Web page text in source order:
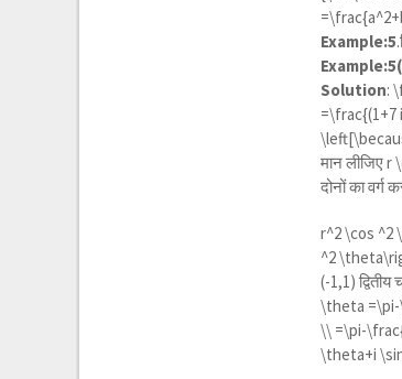
Example:5
Solution:
=\frac{(1+7
मान लीजिएr
दोनों का वर्ग
r^2 \cos ^2
^2
(-1,1)
\theta
\\ =\pi-
\theta+i